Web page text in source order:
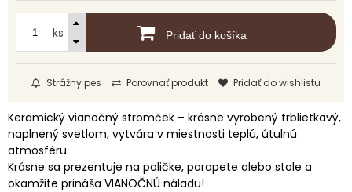
ks Pridať do košíka
Strážny pes Porovnať produkt Pridať do wishlistu
Keramický vianočný stromček – krásne vyrobený trblietkavý,
naplnený svetlom, vytvára v miestnosti teplú, útulnú
atmosféru.
Krásne sa prezentuje na poličke, parapete alebo stole a
okamžite prináša VIANOČNÚ náladu!